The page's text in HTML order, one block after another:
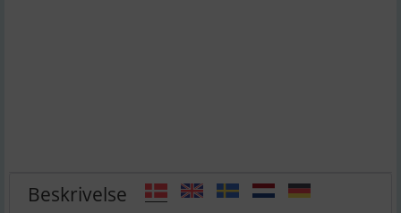
Beskrivelse